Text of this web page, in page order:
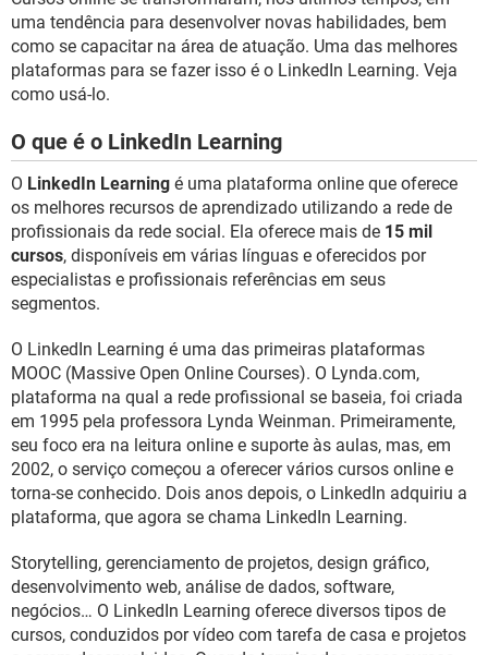
uma tendência para desenvolver novas habilidades, bem
como se capacitar na área de atuação. Uma das melhores
plataformas para se fazer isso é o LinkedIn Learning. Veja
como usá-lo.
O que é o LinkedIn Learning
O LinkedIn Learning é uma plataforma online que oferece
os melhores recursos de aprendizado utilizando a rede de
profissionais da rede social. Ela oferece mais de 15 mil
cursos, disponíveis em várias línguas e oferecidos por
especialistas e profissionais referências em seus
segmentos.
O LinkedIn Learning é uma das primeiras plataformas
MOOC (Massive Open Online Courses). O Lynda.com,
plataforma na qual a rede profissional se baseia, foi criada
em 1995 pela professora Lynda Weinman. Primeiramente,
seu foco era na leitura online e suporte às aulas, mas, em
2002, o serviço começou a oferecer vários cursos online e
torna-se conhecido. Dois anos depois, o LinkedIn adquiriu a
plataforma, que agora se chama LinkedIn Learning.
Storytelling, gerenciamento de projetos, design gráfico,
desenvolvimento web, análise de dados, software,
negócios… O LinkedIn Learning oferece diversos tipos de
cursos, conduzidos por vídeo com tarefa de casa e projetos